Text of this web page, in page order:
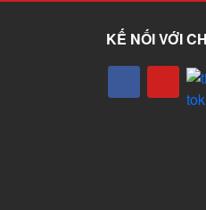
KẾ NỐI VỚI